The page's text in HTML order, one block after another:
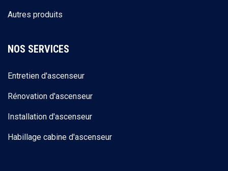
Autres produits
NOS SERVICES
Entretien d'ascenseur
Rénovation d'ascenseur
Installation d'ascenseur
Habillage cabine d'ascenseur